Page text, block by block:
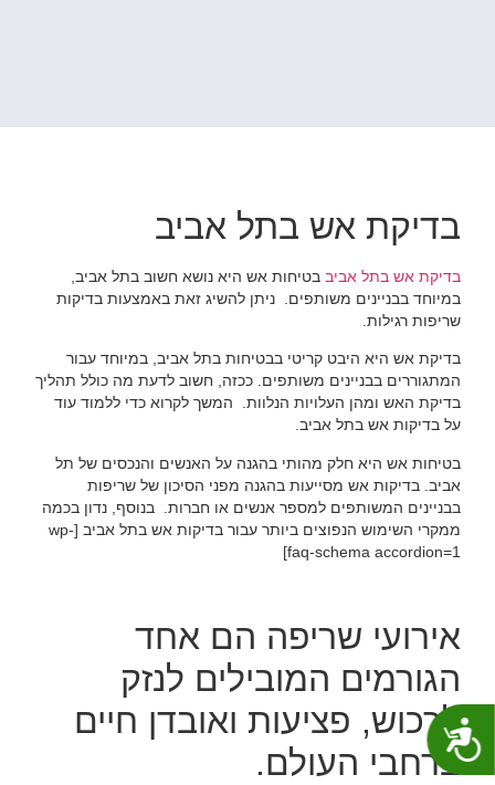
נגישות
בדיקת אש בתל אביב
בדיקת אש בתל אביב בטיחות אש היא נושא חשוב בתל אביב,
במיוחד בבניינים משותפים. ניתן להשיג זאת באמצעות בדיקות
שריפות רגילות.
בדיקת אש היא היבט קריטי בבטיחות בתל אביב, במיוחד עבור
המתגוררים בבניינים משותפים. ככזה, חשוב לדעת מה כולל תהליך
בדיקת האש ומהן העלויות הנלוות. המשך לקרוא כדי ללמוד עוד
על בדיקות אש בתל אביב.
בטיחות אש היא חלק מהותי בהגנה על האנשים והנכסים של תל
אביב. בדיקות אש מסייעות בהגנה מפני הסיכון של שריפות
בבניינים המשותפים למספר אנשים או חברות. בנוסף, נדון בכמה
ממקרי השימוש הנפוצים ביותר עבור בדיקות אש בתל אביב [wp-
faq-schema accordion=1]
אירועי שריפה הם אחד
הגורמים המובילים לנזק
לרכוש, פציעות ואובדן חיים
ברחבי העולם.